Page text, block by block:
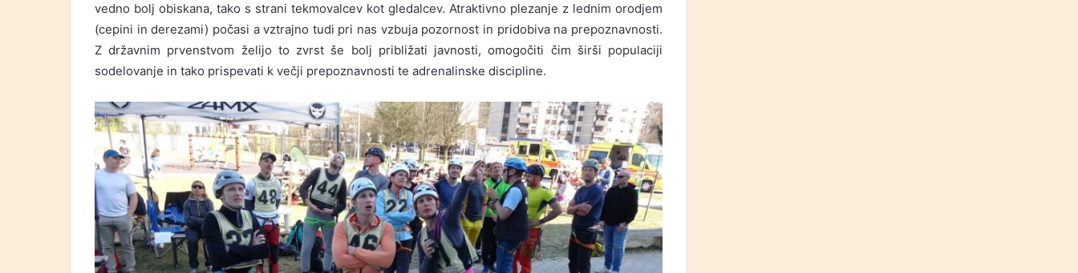
vedno bolj obiskana, tako s strani tekmovalcev kot gledalcev. Atraktivno plezanje z lednim orodjem
(cepini in derezami) počasi a vztrajno tudi pri nas vzbuja pozornost in pridobiva na prepoznavnosti.
Z državnim prvenstvom želijo to zvrst še bolj približati javnosti, omogočiti čim širši populaciji
sodelovanje in tako prispevati k večji prepoznavnosti te adrenalinske discipline.